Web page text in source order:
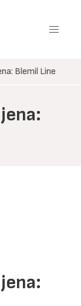
Blemil Line